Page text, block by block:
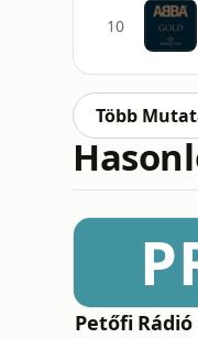
10
Több
Petőfi Rádió